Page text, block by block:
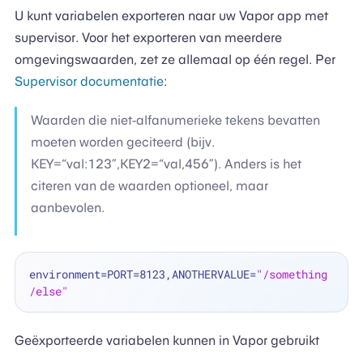
U kunt variabelen exporteren naar uw Vapor app met
supervisor. Voor het exporteren van meerdere
omgevingswaarden, zet ze allemaal op één regel. Per
Supervisor documentatie:
Waarden die niet-alfanumerieke tekens bevatten
moeten worden geciteerd (bijv.
KEY=“val:123”,KEY2=“val,456”). Anders is het
citeren van de waarden optioneel, maar
aanbevolen.
environment=PORT=8123,ANOTHERVALUE="/something
/else"
Geëxporteerde variabelen kunnen in Vapor gebruikt